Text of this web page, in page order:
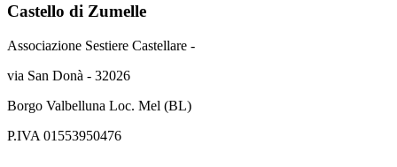
Castello di Zumelle
Associazione Sestiere Castellare -
via San Donà - 32026
Borgo Valbelluna Loc. Mel (BL)
P.IVA 01553950476